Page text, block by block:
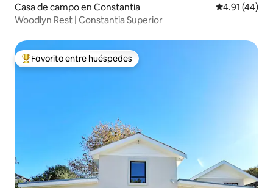
Casa de campo en Constantia Calificación
4.91 (44)
Woodlyn Rest | Constantia Superior
De los mejores en Favorito entre huéspedes
Favorito entre huéspedes